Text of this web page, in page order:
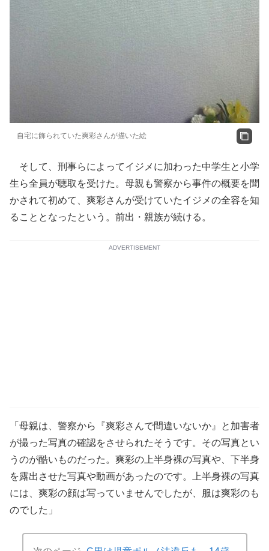
自宅に飾られていた爽彩さんが描いた絵
そして、刑事らによってイジメに加わった中学生と小学
生ら全員が聴取を受けた。母親も警察から事件の概要を聞
かされて初めて、爽彩さんが受けていたイジメの全容を知
ることとなったという。前出・親族が続ける。
ADVERTISEMENT
「母親は、警察から『爽彩さんで間違いないか』と加害者
が撮った写真の確認をさせられたそうです。その写真とい
うのが酷いものだった。爽彩の上半身裸の写真や、下半身
を露出させた写真や動画があったのです。上半身裸の写真
には、爽彩の顔は写っていませんでしたが、服は爽彩のも
のでした」